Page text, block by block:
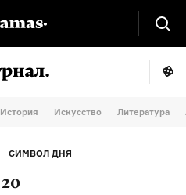
История Искусство Литература
СИМВОЛ ДНЯ
20